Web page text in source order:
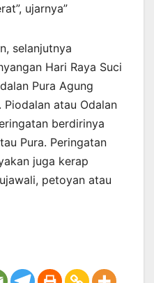
ujarnya”
selanjutnya
Hari Raya Suci
Pura Agung
Piodalan atau Odalan
berdirinya
Pura. Peringatan
juga kerap
petoyan atau